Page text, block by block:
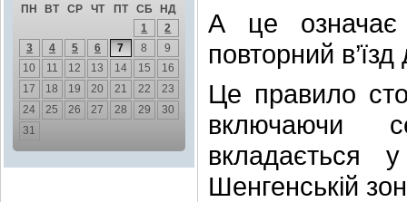
ПН ВТ СР ЧТ ПТ СБ
НД
1
2
3
4 5 6 7 8
9
10
11 12 13 14 15
16
17
18 19 20 21 22
23
24
25 26 27 28 29
30
31
А це означає
повторний
Це правило
включаючи
вкладається
Шенгенській